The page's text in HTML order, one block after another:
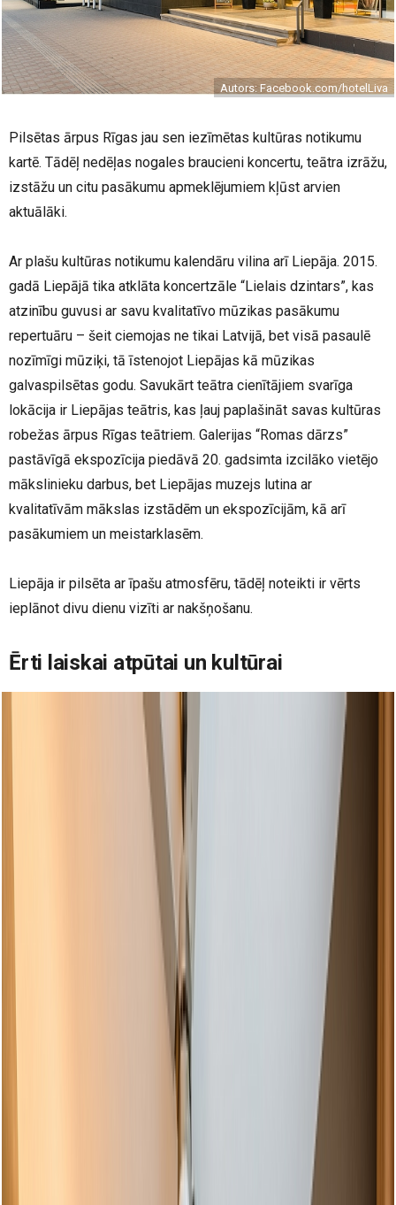
Autors: Facebook.com/hotelLiva
Pilsētas ārpus Rīgas jau sen iezīmētas kultūras notikumu
kartē. Tādēļ nedēļas nogales braucieni koncertu, teātra izrāžu,
izstāžu un citu pasākumu apmeklējumiem kļūst arvien
aktuālāki.
Ar plašu kultūras notikumu kalendāru vilina arī Liepāja. 2015.
gadā Liepājā tika atklāta koncertzāle “Lielais dzintars”, kas
atzinību guvusi ar savu kvalitatīvo mūzikas pasākumu
repertuāru – šeit ciemojas ne tikai Latvijā, bet visā pasaulē
nozīmīgi mūziķi, tā īstenojot Liepājas kā mūzikas
galvaspilsētas godu. Savukārt teātra cienītājiem svarīga
lokācija ir Liepājas teātris, kas ļauj paplašināt savas kultūras
robežas ārpus Rīgas teātriem. Galerijas “Romas dārzs”
pastāvīgā ekspozīcija piedāvā 20. gadsimta izcilāko vietējo
mākslinieku darbus, bet Liepājas muzejs lutina ar
kvalitatīvām mākslas izstādēm un ekspozīcijām, kā arī
pasākumiem un meistarklasēm.
Liepāja ir pilsēta ar īpašu atmosfēru, tādēļ noteikti ir vērts
ieplānot divu dienu vizīti ar nakšņošanu.
Ērti laiskai atpūtai un kultūrai